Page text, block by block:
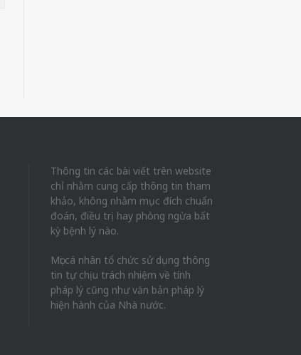
Thông tin các bài viết trên website
chỉ nhằm cung cấp thông tin tham
khảo, không nhằm mục đích chuẩn
đoán, điều trị hay phòng ngừa bất
kỳ bệnh lý nào.
Mọi cá nhân tổ chức sử dụng thông
tin tự chịu trách nhiệm về tính
pháp lý cũng như văn bản pháp lý
hiện hành của Nhà nước.